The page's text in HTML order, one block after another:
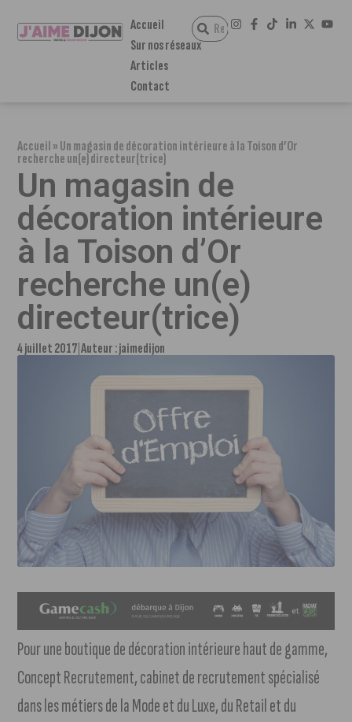
Accueil
Sur nos réseaux
Articles
Contact
Accueil»Un magasin de décoration intérieure à la Toison d’Or
recherche un(e) directeur(trice)
Un magasin de
décoration intérieure
à la Toison d’Or
recherche un(e)
directeur(trice)
4 juillet 2017 Auteur :jaimedijon
Pour une boutique de décoration intérieure haut de gamme,
Concept Recrutement, cabinet de recrutement spécialisé
dans les métiers de la Mode et du Luxe, du Retail et du